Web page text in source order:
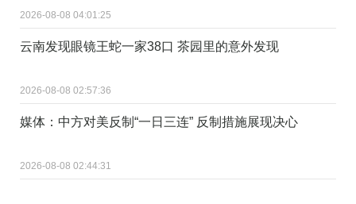
2026-08-08 04:01:25
云南发现眼镜王蛇一家38口 茶园里的意外发现
2026-08-08 02:57:36
媒体：中方对美反制“一日三连” 反制措施展现决心
2026-08-08 02:44:31